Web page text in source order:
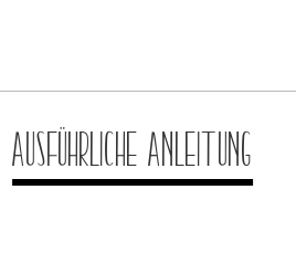
Ausführliche Anleitung